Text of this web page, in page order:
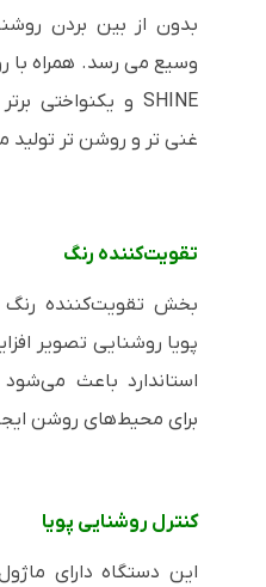
بدون از بین بردن
غنی تر و روشن تر تولید
تقویت‌کننده رنگ
بخش تقویت‌کننده
پویا روشنایی تصویر
استاندارد باعث
برای محیط‌های روشن
کنترل روشنایی پویا
این دستگاه دارای